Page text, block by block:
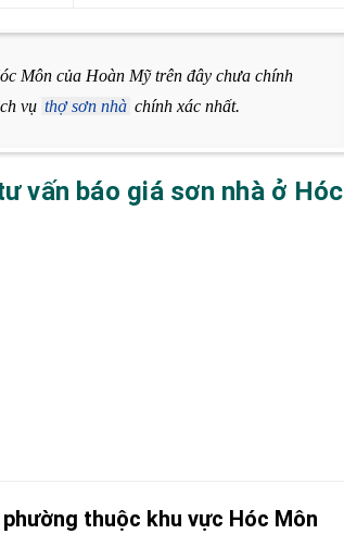
Môn của Hoàn Mỹ trên đây chưa chính
vụ thợ sơn nhà chính xác nhất.
vấn báo giá sơn nhà ở Hóc
thuộc khu vực Hóc Môn